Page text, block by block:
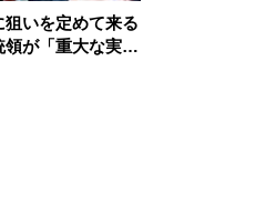
いを定めて来る
領が「重大な実